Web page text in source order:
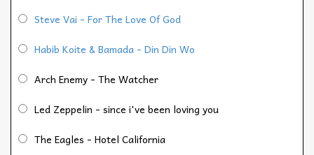
Steve Vai - For The Love Of God
Habib Koite & Bamada - Din Din Wo
Arch Enemy - The Watcher
Led Zeppelin - since i've been loving you
The Eagles - Hotel California